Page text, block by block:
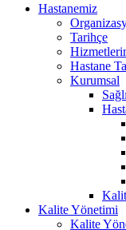
Hastanemiz
Tarihçe
Hastane
Kurumsal
Kalite Yönetimi
Kalite